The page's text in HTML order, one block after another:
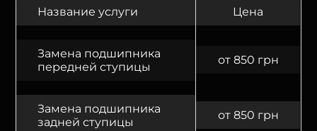
Название услуги Цена
Замена подшипника
передней ступицы
от 850 грн
Замена подшипника
задней ступицы
от 850 грн